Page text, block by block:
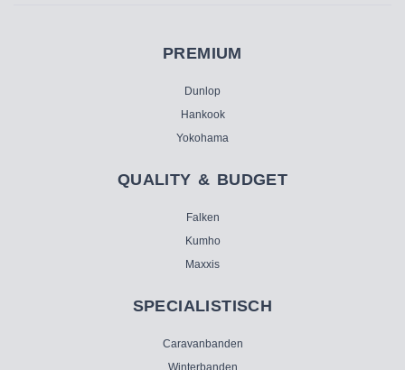
PREMIUM
Dunlop
Hankook
Yokohama
QUALITY & BUDGET
Falken
Kumho
Maxxis
SPECIALISTISCH
Caravanbanden
Winterbanden